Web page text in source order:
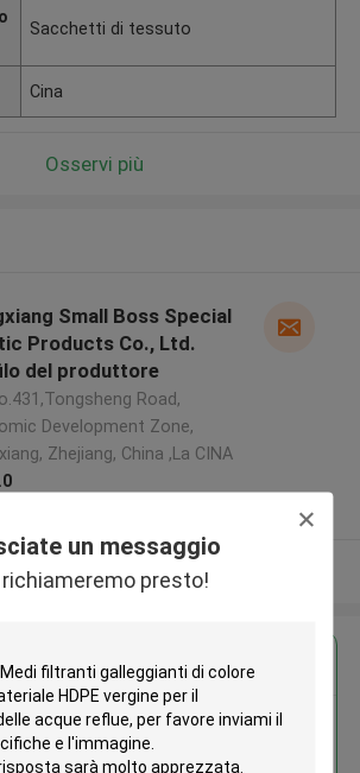
un messaggio
presto!
Sacchetti di tessuto
Cina
Osservi più
Small Boss Special
Products Co., Ltd.
del produttore
Road,
Development Zone,
Zhejiang, China ,La CINA
Osservi più
il miglior prezzo per
Medi filtranti galleggianti di
colore bianco con materiale